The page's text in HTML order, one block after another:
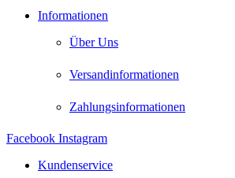
Informationen
Über Uns
Versandinformationen
Zahlungsinformationen
Facebook Instagram
Kundenservice